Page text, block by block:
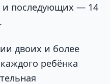
и последующих — 14
двоих и более
ребёнка